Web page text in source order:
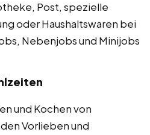
Post, spezielle
oder Haushaltswaren bei
Nebenjobs und Minijobs
und Kochen von
Vorlieben und